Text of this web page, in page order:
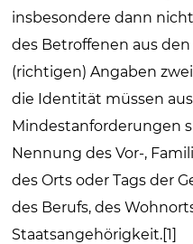
insbesondere dann
des Betroffenen aus
(richtigen) Angaben
die Identität müssen
Mindestanforderungen
Nennung des Vor-,
des Orts oder Tags der
des Berufs, des
Staatsangehörigkeit.[1]